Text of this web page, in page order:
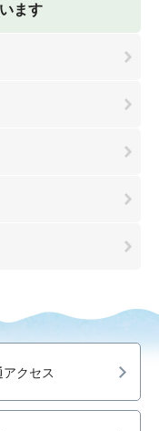
ます
クセス